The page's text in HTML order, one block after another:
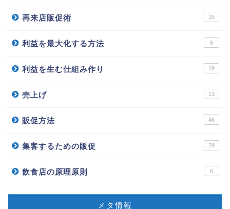
再来店販促術 15
利益を最大化する方法 6
利益を生む仕組み作り 19
売上げ 13
販促方法 46
集客するための販促 29
飲食店の原理原則 6
メタ情報